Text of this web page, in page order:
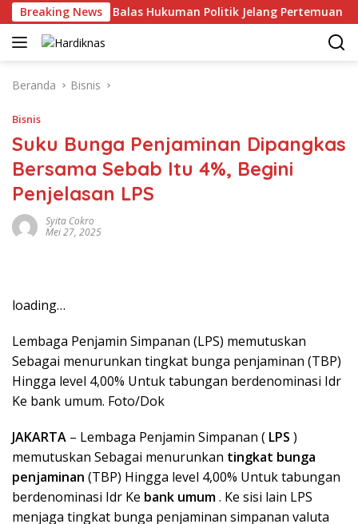
Langsung
ke
konten
Breaking News
China Saling Balas Hukuman Politik Jelang Pertemuan Trump
Beranda Bisnis
Bisnis
Suku Bunga Penjaminan Dipangkas
Bersama Sebab Itu 4%, Begini
Penjelasan LPS
Syita Cokro
Mei 27, 2025
loading…
Lembaga Penjamin Simpanan (LPS) memutuskan
Sebagai menurunkan tingkat bunga penjaminan (TBP)
Hingga level 4,00% Untuk tabungan berdenominasi Idr
Ke bank umum. Foto/Dok
JAKARTA – Lembaga Penjamin Simpanan ( LPS )
memutuskan Sebagai menurunkan tingkat bunga
penjaminan (TBP) Hingga level 4,00% Untuk tabungan
berdenominasi Idr Ke bank umum. Ke sisi lain LPS
menjaga tingkat bunga penjaminan simpanan valuta